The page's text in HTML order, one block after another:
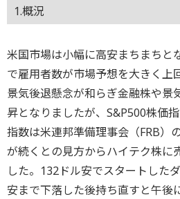
1.概況
米国市場は小幅に高安まちまちと
で雇用者数が市場予想を大きく上
景気後退懸念が和らぎ金融株や景
昇となりましたが、S&P500株価
指数は米連邦準備理事会（FRB）
が続くとの見方からハイテク株に
した。132ドル安でスタートした
安まで下落した後持ち直すと午後